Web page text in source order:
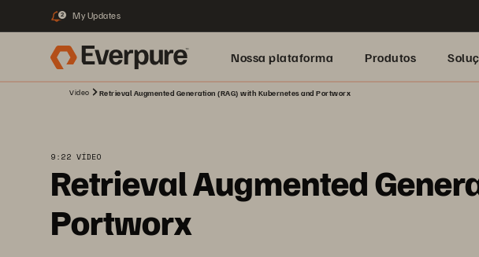
2 My Updates
Nossa plataforma Produtos
Video Retrieval Augmented Generation (RAG) with Kubernetes and Portworx
9:22 VÍDEO
Retrieval Augmented
Portworx